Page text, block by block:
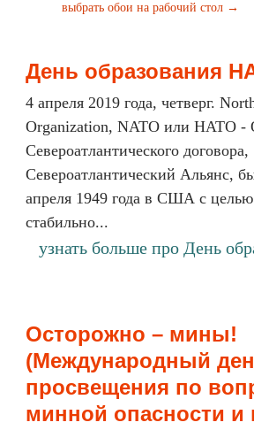
выбрать обои на рабочий стол →
День образования
4 апреля 2019 года, четверг.
Organization, NATO или НАТО -
Североатлантического договора,
Североатлантический Альянс,
апреля 1949 года в США с
стабильно...
узнать больше про День
Осторожно – мины!
(Международный
просвещения по
минной опасности